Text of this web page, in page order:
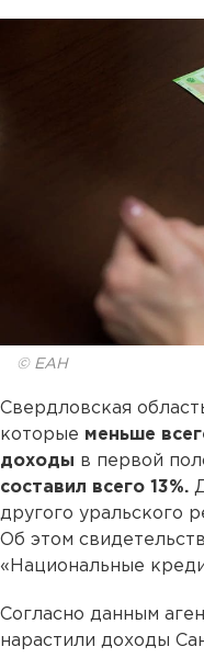
© ЕАН
Свердловская
которые меньше
доходы в первой
составил всего 13%.
другого уральского
Об этом
«Национальные
Согласно данным
нарастили доходы